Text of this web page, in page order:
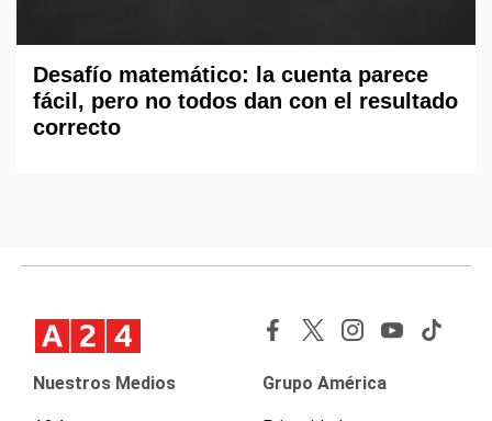
Desafío matemático: la cuenta parece
fácil, pero no todos dan con el resultado
correcto
Nuestros Medios Grupo América